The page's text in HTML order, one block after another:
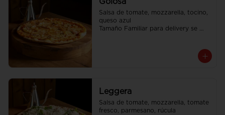
Salsa de tomate, mozzarella, tocino,
queso azul
Tamaño Familiar para delivery se
Leggera
Salsa de tomate, mozzarella, tomate
fresco, parmesano, rúcula